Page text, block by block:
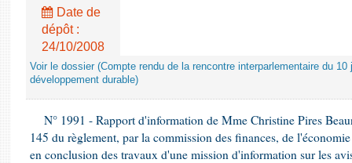
Date de
dépôt :
24/10/2008
Voir le dossier (Compte rendu de la rencontre interparlementaire du
développement durable)
N° 1991 - Rapport d'information de Mme Christine Pires
145 du règlement, par la commission des finances, de
en conclusion des travaux d'une mission d'information sur les